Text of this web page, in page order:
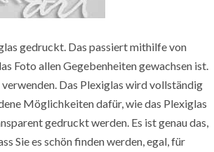
gedruckt. Das passiert mithilfe von
Foto allen Gegebenheiten gewachsen ist.
Das Plexiglas wird vollständig
Möglichkeiten dafür, wie das Plexiglas
gedruckt werden. Es ist genau das,
Sie es schön finden werden, egal, für